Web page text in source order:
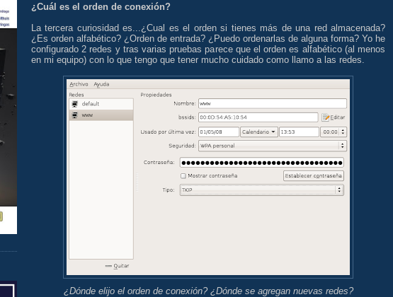
¿Cuál es el orden de conexión?
La tercera curiosidad es...¿Cual es el orden si tienes más de una red almacenada?
¿Es orden alfabético? ¿Orden de entrada? ¿Puedo ordenarlas de alguna forma? Yo he
configurado 2 redes y tras varias pruebas parece que el orden es alfabético (al menos
en mi equipo) con lo que tengo que tener mucho cuidado como llamo a las redes.
¿Dónde elijo el orden de conexión? ¿Dónde se agregan nuevas redes?